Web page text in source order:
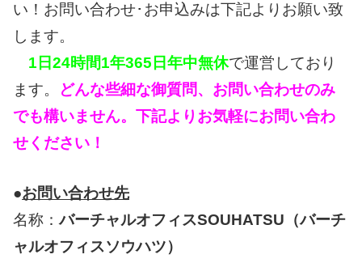
い！お問い合わせ･お申込みは下記よりお願い致
します。
1日24時間1年365日年中無休で運営しており
ます。
どんな些細な御質問、お問い合わせのみ
でも構いません。下記よりお気軽にお問い合わ
せください！
●お問い合わせ先
名称：バーチャルオフィスSOUHATSU（バーチ
ャルオフィスソウハツ）